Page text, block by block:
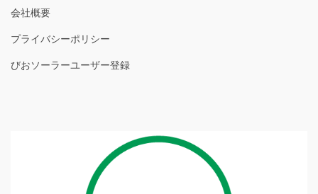
会社概要
プライバシーポリシー
びおソーラーユーザー登録